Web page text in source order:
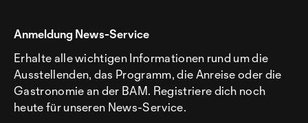
Anmeldung News-Service
Erhalte alle wichtigen Informationen rund um die
Ausstellenden, das Programm, die Anreise oder die
Gastronomie an der BAM. Registriere dich noch
heute für unseren News-Service.